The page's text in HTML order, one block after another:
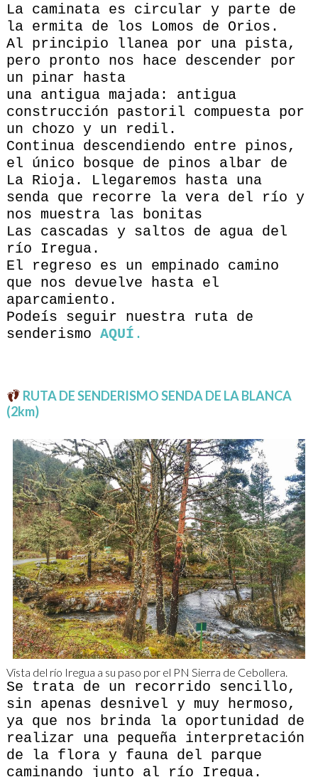
La caminata es circular y parte de
la ermita de los Lomos de Orios.
Al principio llanea por una pista,
pero pronto nos hace descender por
un pinar hasta
una antigua majada: antigua
construcción pastoril compuesta por
un chozo y un redil.
Continua descendiendo entre pinos,
el único bosque de pinos albar de
La Rioja. Llegaremos hasta una
senda que recorre la vera del río y
nos muestra las bonitas
Las cascadas y saltos de agua del
río Iregua.
El regreso es un empinado camino
que nos devuelve hasta el
aparcamiento.
Podeís seguir nuestra ruta de
senderismo AQUÍ .
RUTA DE SENDERISMO SENDA DE LA BLANCA
(2km)
Vista del río Iregua a su paso por el PN Sierra de Cebollera.
Se trata de un recorrido sencillo,
sin apenas desnivel y muy hermoso,
ya que nos brinda la oportunidad de
realizar una pequeña interpretación
de la flora y fauna del parque
caminando junto al río Iregua.